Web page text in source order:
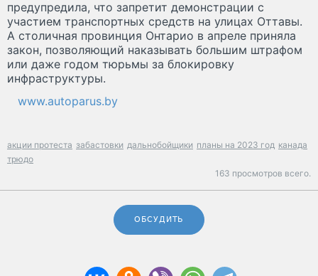
предупредила, что запретит демонстрации с
участием транспортных средств на улицах Оттавы.
А столичная провинция Онтарио в апреле приняла
закон, позволяющий наказывать большим штрафом
или даже годом тюрьмы за блокировку
инфраструктуры.
www.autoparus.by
акции протеста забастовки дальнобойщики планы на 2023 год канада
трюдо
163 просмотров всего.
ОБСУДИТЬ